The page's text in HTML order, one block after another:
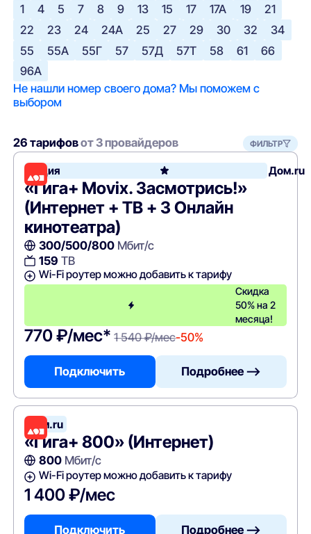
1
4 5 7 8 9 13 15 17 17А 19
21
22
23 24 24А 25 27 29 30 32
34
55
55А 55Г 57 57Д 57Т 58 61
66
96А
Не нашли номер своего дома? Мы поможем с
выбором
26 тарифовот 3 провайдеров ФИЛЬТР
Акция Дом.ru
«Гига+ Movix. Засмотрись!»
(Интернет + ТВ + 3 Онлайн
кинотеатра)
300/500/800Мбит/с
159 ТВ
Wi-Fi роутер можно добавить к тарифу
Скидка
50% на 2
месяца!
770 ₽/мес* 1 540 ₽/мес-50%
Подключить Подробнее —>
Дом.ru
«Гига+ 800» (Интернет)
800Мбит/с
Wi-Fi роутер можно добавить к тарифу
1 400 ₽/мес
Подключить Подробнее —>